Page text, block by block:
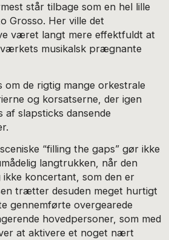
står tilbage som en hel lille
Grosso. Her ville det
været langt mere effektfuldt at
musikalsk prægnante
om de rigtig mange orkestrale
og korsatserne, der igen
slapsticks dansende
“filling the gaps” gør ikke
langtrukken, når den
ikke koncertant, som den er
trætter desuden meget hurtigt
gennemførte overgearede
hovedpersoner, som med
at aktivere et noget nært